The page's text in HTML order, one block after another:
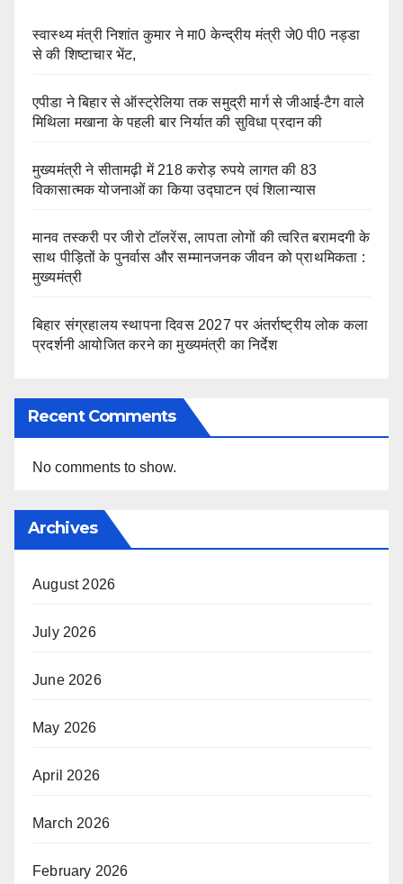
स्वास्थ्य मंत्री निशांत कुमार ने मा0 केन्द्रीय मंत्री जे0 पी0 नड्डा
से की शिष्टाचार भेंट,
एपीडा ने बिहार से ऑस्ट्रेलिया तक समुद्री मार्ग से जीआई-टैग वाले
मिथिला मखाना के पहली बार निर्यात की सुविधा प्रदान की
मुख्यमंत्री ने सीतामढ़ी में 218 करोड़ रुपये लागत की 83
विकासात्मक योजनाओं का किया उद्घाटन एवं शिलान्यास
मानव तस्करी पर जीरो टॉलरेंस, लापता लोगों की त्वरित बरामदगी के
साथ पीड़ितों के पुनर्वास और सम्मानजनक जीवन को प्राथमिकता :
मुख्यमंत्री
बिहार संग्रहालय स्थापना दिवस 2027 पर अंतर्राष्ट्रीय लोक कला
प्रदर्शनी आयोजित करने का मुख्यमंत्री का निर्देश
Recent Comments
No comments to show.
Archives
August 2026
July 2026
June 2026
May 2026
April 2026
March 2026
February 2026